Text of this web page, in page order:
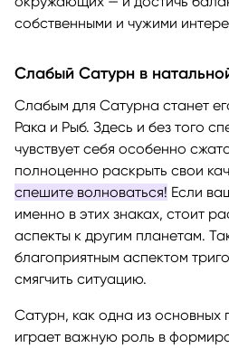
собственными и чужими
Слабый Сатурн в
Слабым для Сатурна станет
Рака и Рыб. Здесь и без того
чувствует себя особенно
полноценно раскрыть свои
спешите волноваться! Если
именно в этих знаках, стоит
аспекты к другим планетам.
благоприятным аспектом
смягчить ситуацию.
Сатурн, как одна из основных
играет важную роль в